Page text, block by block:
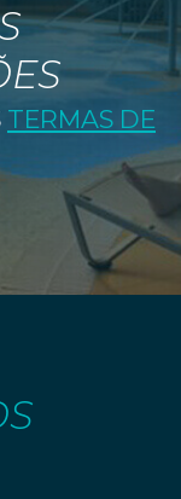
TERMAS DE